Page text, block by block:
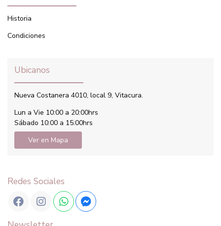
Historia
Condiciones
Ubicanos
Nueva Costanera 4010, local 9, Vitacura.
Lun a Vie 10:00 a 20:00hrs
Sábado 10:00 a 15:00hrs
Ver en Mapa
Redes Sociales